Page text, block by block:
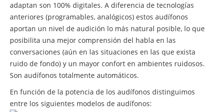
adaptan son 100% digitales. A diferencia de tecnologías
anteriores (programables, analógicos) estos audífonos
aportan un nivel de audición lo más natural posible, lo que
posibilita una mejor comprensión del habla en las
conversaciones (aún en las situaciones en las que exista
ruido de fondo) y un mayor confort en ambientes ruidosos.
Son audífonos totalmente automáticos.
En función de la potencia de los audífonos distinguimos
entre los siguientes modelos de audífonos: